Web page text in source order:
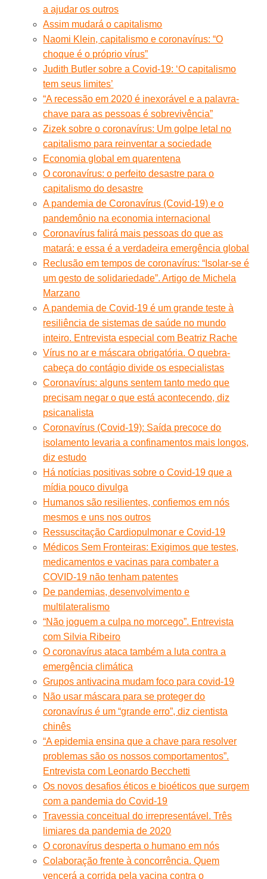
a ajudar os outros
Assim mudará o capitalismo
Naomi Klein, capitalismo e coronavírus: “O
choque é o próprio vírus”
Judith Butler sobre a Covid-19: ‘O capitalismo
tem seus limites’
“A recessão em 2020 é inexorável e a palavra-
chave para as pessoas é sobrevivência”
Zizek sobre o coronavírus: Um golpe letal no
capitalismo para reinventar a sociedade
Economia global em quarentena
O coronavírus: o perfeito desastre para o
capitalismo do desastre
A pandemia de Coronavírus (Covid-19) e o
pandemônio na economia internacional
Coronavírus falirá mais pessoas do que as
matará: e essa é a verdadeira emergência global
Reclusão em tempos de coronavírus: “Isolar-se é
um gesto de solidariedade”. Artigo de Michela
Marzano
A pandemia de Covid-19 é um grande teste à
resiliência de sistemas de saúde no mundo
inteiro. Entrevista especial com Beatriz Rache
Vírus no ar e máscara obrigatória. O quebra-
cabeça do contágio divide os especialistas
Coronavírus: alguns sentem tanto medo que
precisam negar o que está acontecendo, diz
psicanalista
Coronavírus (Covid-19): Saída precoce do
isolamento levaria a confinamentos mais longos,
diz estudo
Há notícias positivas sobre o Covid-19 que a
mídia pouco divulga
Humanos são resilientes, confiemos em nós
mesmos e uns nos outros
Ressuscitação Cardiopulmonar e Covid-19
Médicos Sem Fronteiras: Exigimos que testes,
medicamentos e vacinas para combater a
COVID-19 não tenham patentes
De pandemias, desenvolvimento e
multilateralismo
“Não joguem a culpa no morcego”. Entrevista
com Silvia Ribeiro
O coronavírus ataca também a luta contra a
emergência climática
Grupos antivacina mudam foco para covid-19
Não usar máscara para se proteger do
coronavírus é um “grande erro”, diz cientista
chinês
“A epidemia ensina que a chave para resolver
problemas são os nossos comportamentos”.
Entrevista com Leonardo Becchetti
Os novos desafios éticos e bioéticos que surgem
com a pandemia do Covid-19
Travessia conceitual do irrepresentável. Três
limiares da pandemia de 2020
O coronavírus desperta o humano em nós
Colaboração frente à concorrência. Quem
vencerá a corrida pela vacina contra o